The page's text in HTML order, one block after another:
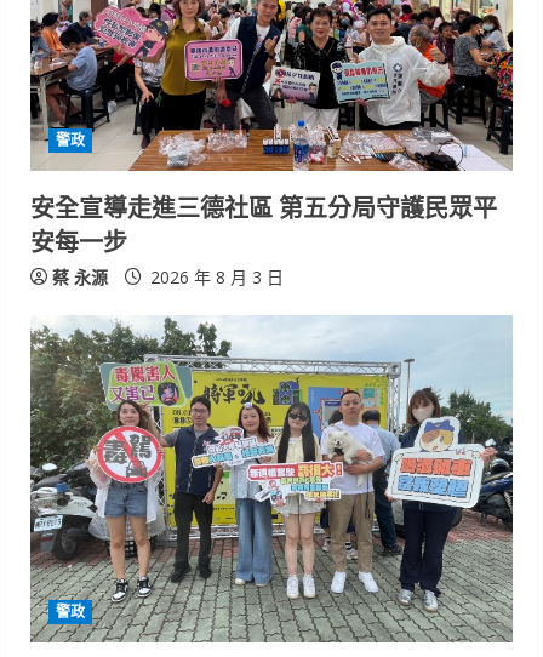
警政
安全宣導走進三德社區 第五分局守護民眾平
安每一步
蔡 永源 2026 年 8 月 3 日
警政